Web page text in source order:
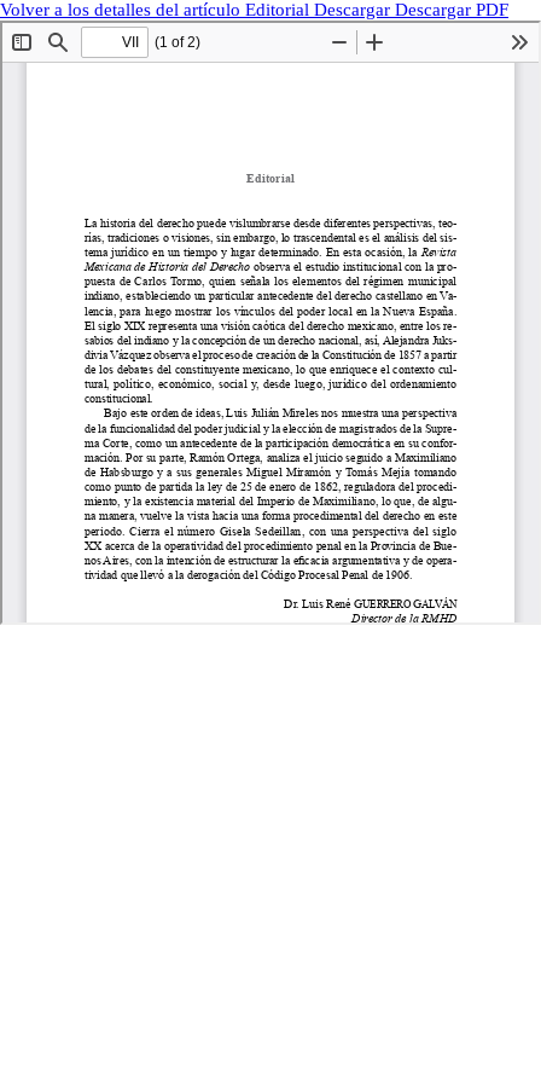
Volver a los detalles del artículo Editorial Descargar Descargar PDF